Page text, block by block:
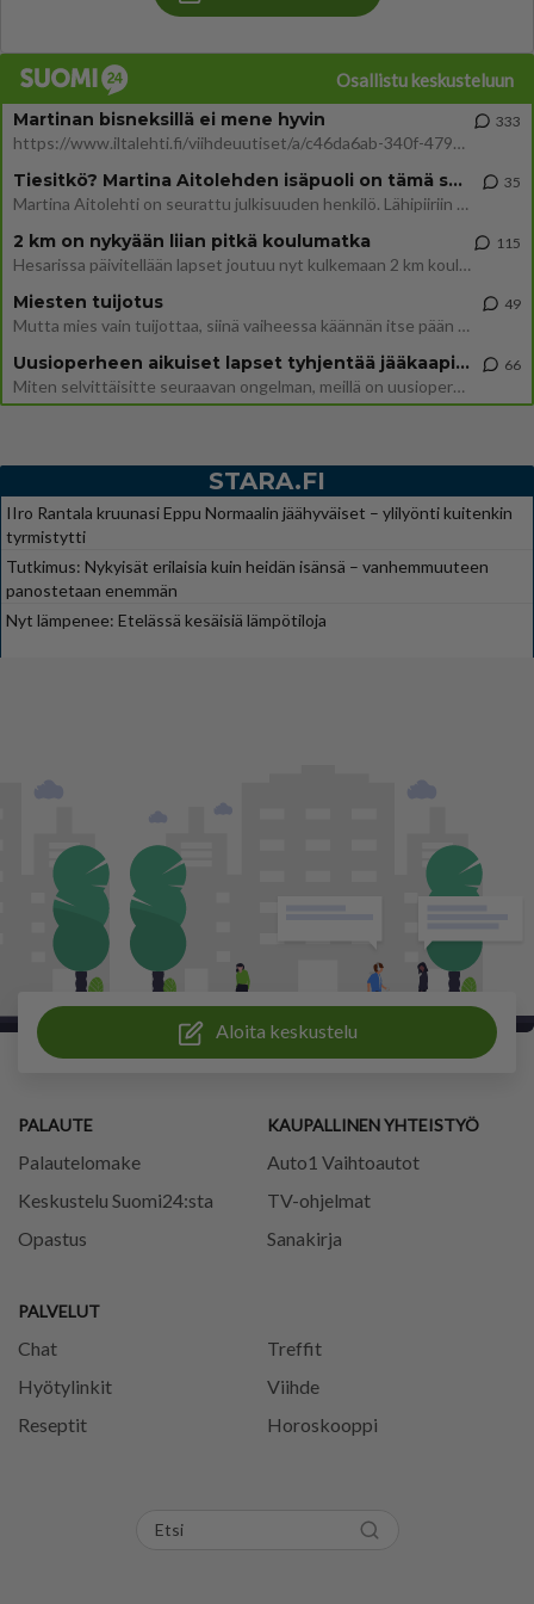
Osallistu keskusteluun
Martinan bisneksillä ei mene hyvin
https://www.iltalehti.fi/viihdeuutiset/a/c46da6ab-340f-4790-aaa7-0865eed2336 Yrityksen konkurssihakemus on tullut kärä
333
Tiesitkö? Martina Aitolehden isäpuoli on tämä suosittu laulaja
Martina Aitolehti on seurattu julkisuuden henkilö. Lähipiiriin mahtuu muitakin tunnettuja henkilöitä. Tiesitkö, että Ma
35
2 km on nykyään liian pitkä koulumatka
Hesarissa päivitellään lapset joutuu nyt kulkemaan 2 km kouluun jösses. Ruostefillarilla tuo matka menee vaikka miten äk
115
Miesten tuijotus
Mutta mies vain tuijottaa, siinä vaiheessa käännän itse pään pois. Mikä juttu? Yleensä jos joku tuijottaa tai katsoo, hä
49
Uusioperheen aikuiset lapset tyhjentää jääkaapin käydessään
Miten selvittäisitte seuraavan ongelman, meillä on uusioperhe, minulla teini-ikäiset lapset ja puolisolla aikuiset, jotk
66
STARA.FI
IIro Rantala kruunasi Eppu Normaalin jäähyväiset – ylilyönti kuitenkin
tyrmistytti
Tutkimus: Nykyisät erilaisia kuin heidän isänsä – vanhemmuuteen
panostetaan enemmän
Nyt lämpenee: Etelässä kesäisiä lämpötiloja
Aloita keskustelu
PALAUTE
Palautelomake
Keskustelu Suomi24:sta
Opastus
PALVELUT
Chat
Treffit
Hyötylinkit
Viihde
Reseptit
Horoskooppi
KAUPALLINEN YHTEISTYÖ
Auto1 Vaihtoautot
TV-ohjelmat
Sanakirja